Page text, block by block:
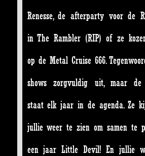
Renesse, de afterparty voor de
in The Rambler (RIP) of ze
op de Metal Cruise 666.
shows zorgvuldig uit, maar
staat elk jaar in de agenda. Ze
jullie weer te zien om samen te
een jaar Little Devil! En jullie